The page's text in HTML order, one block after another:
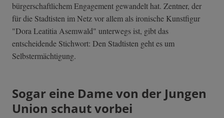
bürgerschaftlichem Engagement gewandelt hat. Zentner, der
für die Stadtisten im Netz vor allem als ironische Kunstfigur
"Dora Leatitia Asemwald" unterwegs ist, gibt das
entscheidende Stichwort: Den Stadtisten geht es um
Selbstermächtigung.
Sogar eine Dame von der Jungen
Union schaut vorbei